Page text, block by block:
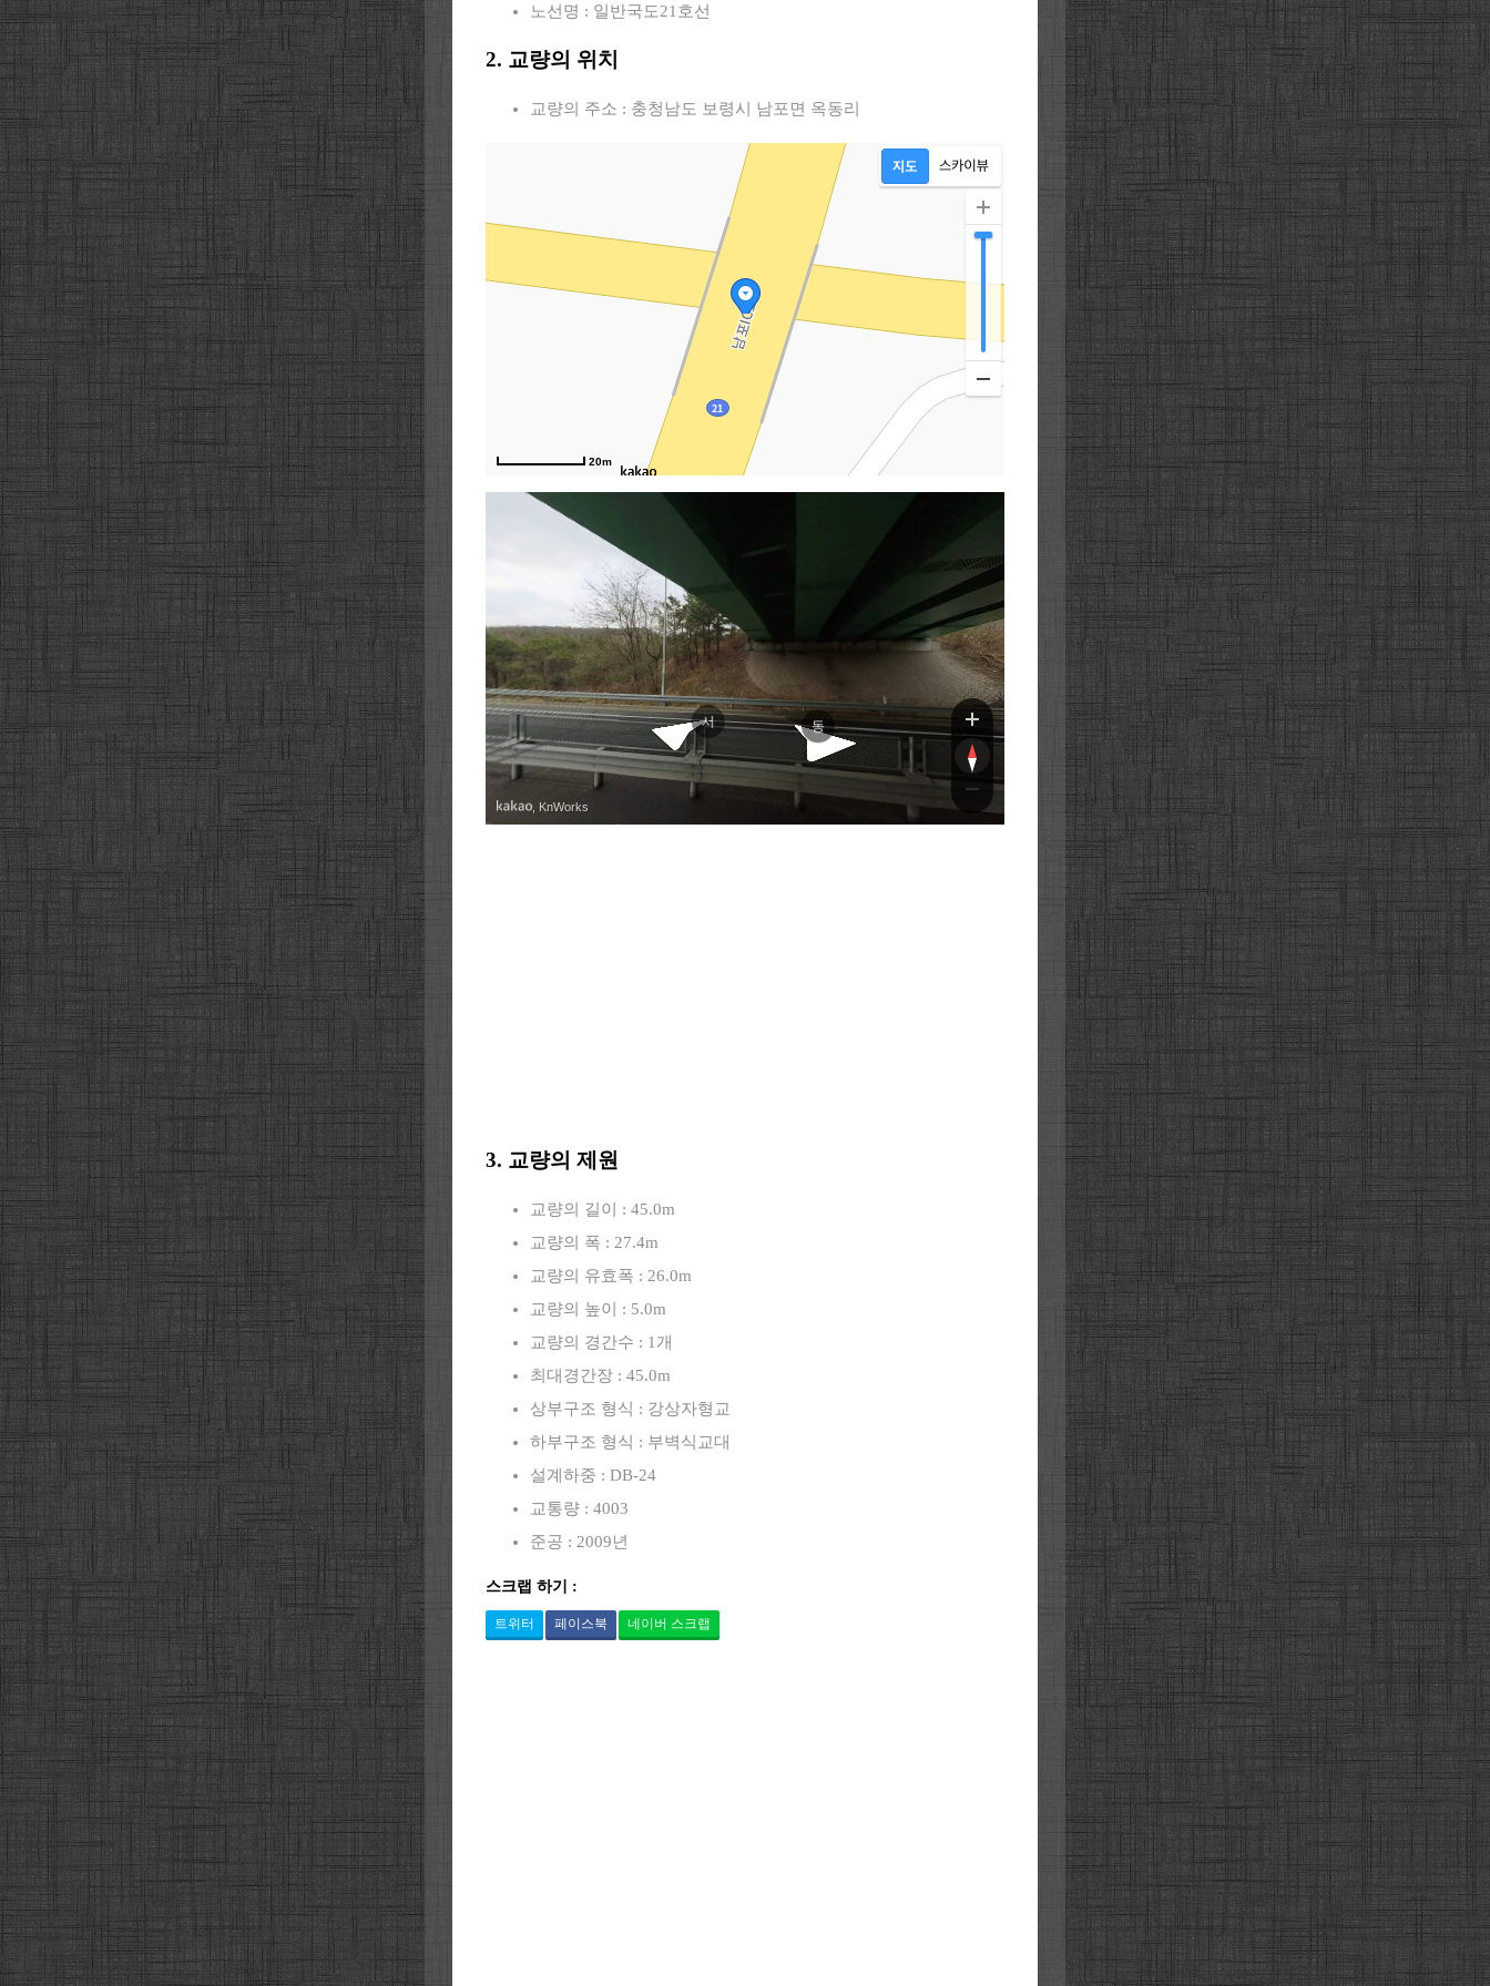
노선명 : 일반국도21호선
2. 교량의 위치
교량의 주소 : 충청남도 보령시 남포면 옥동리
20m
충서로
충서로
서 동
, KnWorks
3. 교량의 제원
교량의 길이 : 45.0m
교량의 폭 : 27.4m
교량의 유효폭 : 26.0m
교량의 높이 : 5.0m
교량의 경간수 : 1개
최대경간장 : 45.0m
상부구조 형식 : 강상자형교
하부구조 형식 : 부벽식교대
설계하중 : DB-24
교통량 : 4003
준공 : 2009년
스크랩 하기 :
트위터 페이스북 네이버 스크랩